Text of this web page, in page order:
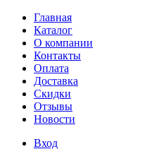
Главная
Каталог
О компании
Контакты
Оплата
Доставка
Скидки
Отзывы
Новости
Вход